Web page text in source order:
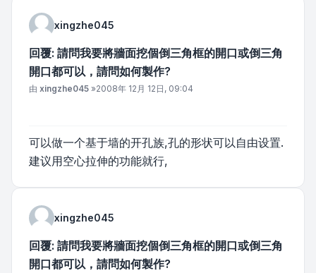
xingzhe045
回覆: 請問我要將牆面挖個倒三角框的開口或倒三角
開口都可以，請問如何製作?
文章
由 xingzhe045 »2008年 12月 12日, 09:04
可以做一个基于墙的开孔族,孔的形状可以自由设置.
建议用空心拉伸的功能就行,
xingzhe045
回覆: 請問我要將牆面挖個倒三角框的開口或倒三角
開口都可以，請問如何製作?